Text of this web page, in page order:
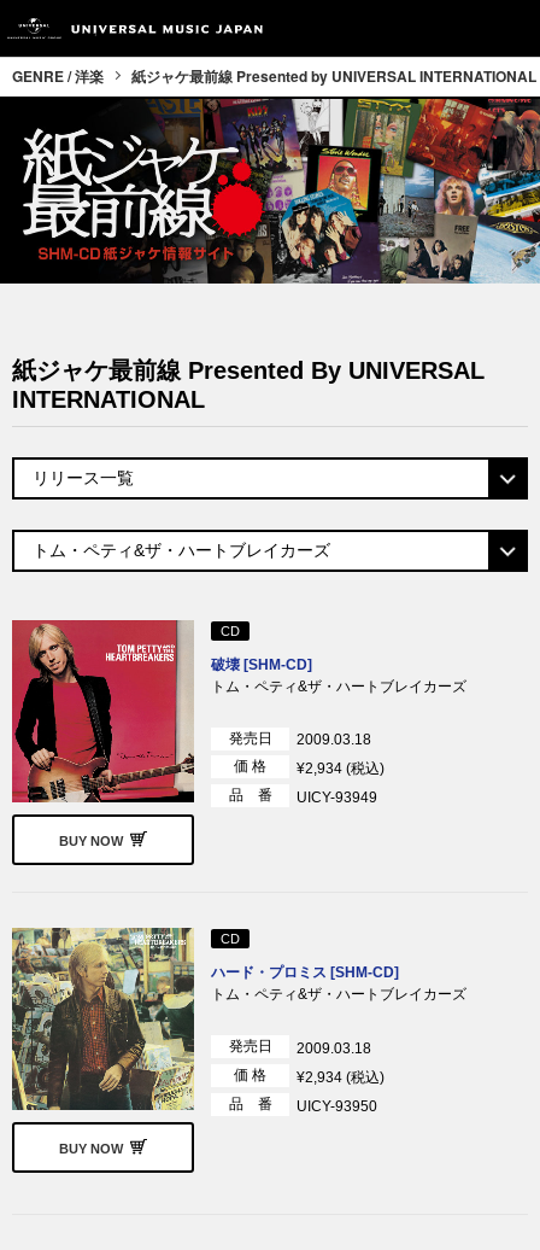
GENRE / 洋楽 紙ジャケ最前線 Presented by UNIVERSAL INTERNATIONAL
紙ジャケ最前線 Presented By UNIVERSAL
INTERNATIONAL
BUY NOW
CD
破壊 [SHM-CD]
トム・ペティ&ザ・ハートブレイカーズ
発売日
2009.03.18
価 格
¥2,934 (税込)
品 番
UICY-93949
BUY NOW
CD
ハード・プロミス [SHM-CD]
トム・ペティ&ザ・ハートブレイカーズ
発売日
2009.03.18
価 格
¥2,934 (税込)
品 番
UICY-93950